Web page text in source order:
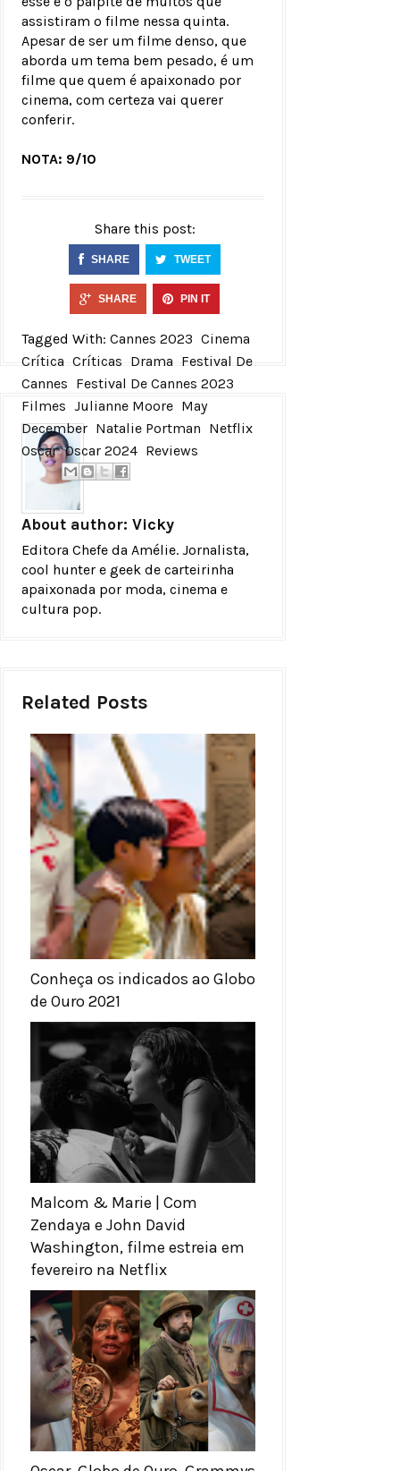
assistiram o filme nessa quinta.
Apesar de ser um filme denso, que
aborda um tema bem pesado, é um
filme que quem é apaixonado por
cinema, com certeza vai querer
conferir.
NOTA: 9/10
Share this post:
SHARE TWEET
SHARE PIN IT
Tagged With: Cannes 2023 Cinema
Crítica Críticas Drama Festival De
Cannes Festival De Cannes 2023
Filmes Julianne Moore May
December Natalie Portman Netflix
Oscar Oscar 2024 Reviews
About author: Vicky
Editora Chefe da Amélie. Jornalista,
cool hunter e geek de carteirinha
apaixonada por moda, cinema e
cultura pop.
Related Posts
Conheça os indicados ao Globo
de Ouro 2021
Malcom & Marie | Com
Zendaya e John David
Washington, filme estreia em
fevereiro na Netflix